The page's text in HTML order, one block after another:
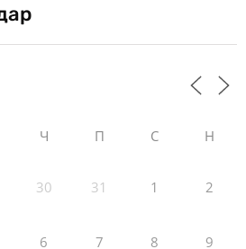
Ч П С Н
30 31 1 2
6 7 8 9